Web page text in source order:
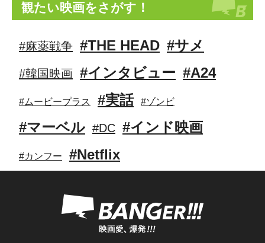
観たい映画をさがす！
#麻薬戦争 #THE HEAD #サメ
#韓国映画 #インタビュー #A24
#ムービープラス #実話 #ゾンビ
#マーベル #DC #インド映画
#カンフー #Netflix